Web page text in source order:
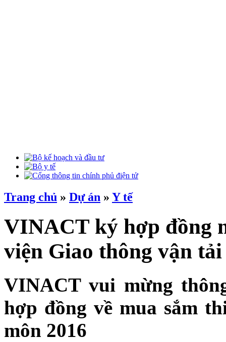
Trang chủ » Dự án » Y tế
VINACT ký hợp đồng
viện Giao thông vận
VINACT vui mừng
hợp đồng về mua sắm
môn 2016